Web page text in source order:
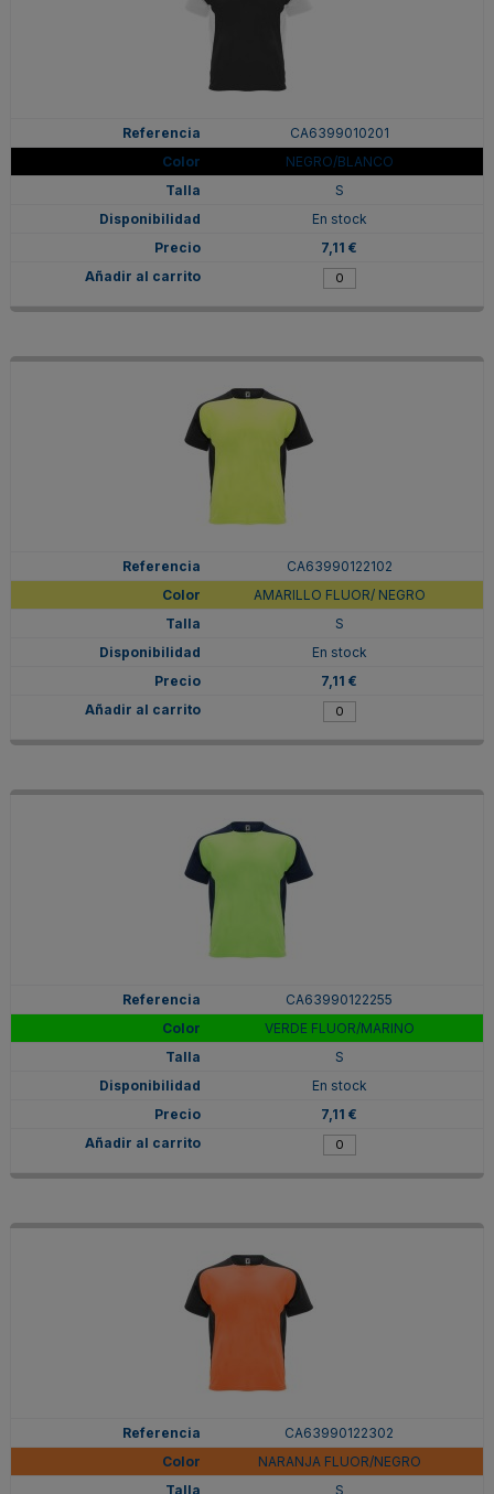
CA6399010201
NEGRO/BLANCO
S
En stock
7,11 €
CA63990122102
AMARILLO FLUOR/ NEGRO
S
En stock
7,11 €
CA63990122255
VERDE FLUOR/MARINO
S
En stock
7,11 €
CA63990122302
NARANJA FLUOR/NEGRO
S